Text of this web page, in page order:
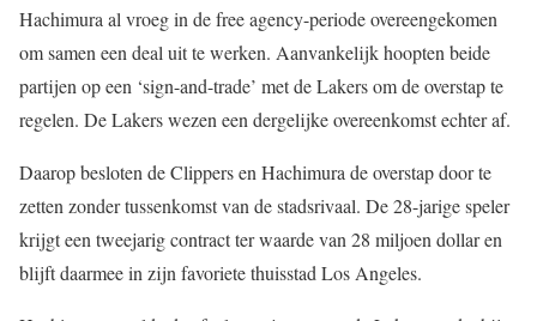
Hachimura al vroeg in de free agency-periode overeengekomen
om samen een deal uit te werken. Aanvankelijk hoopten beide
partijen op een ‘sign-and-trade’ met de Lakers om de overstap te
regelen. De Lakers wezen een dergelijke overeenkomst echter af.
Daarop besloten de Clippers en Hachimura de overstap door te
zetten zonder tussenkomst van de stadsrivaal. De 28-jarige speler
krijgt een tweejarig contract ter waarde van 28 miljoen dollar en
blijft daarmee in zijn favoriete thuisstad Los Angeles.